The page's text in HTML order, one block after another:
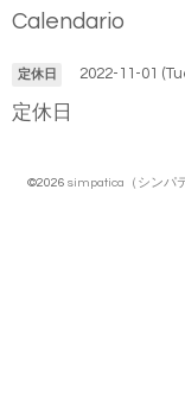
Calendario
定休日 2022-11-01
定休日
©2026 simpatica（シンパ